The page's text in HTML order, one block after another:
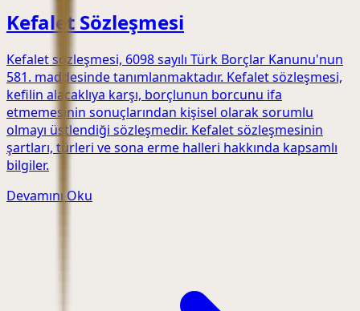
Kefalet Sözleşmesi
Kefalet sözleşmesi, 6098 sayılı Türk Borçlar Kanunu'nun
581. maddesinde tanımlanmaktadır. Kefalet sözleşmesi,
kefilin alacaklıya karşı, borçlunun borcunu ifa
etmemesinin sonuçlarından kişisel olarak sorumlu
olmayı üstlendiği sözleşmedir. Kefalet sözleşmesinin
şartları, türleri ve sona erme halleri hakkında kapsamlı
bilgiler.
Devamını Oku